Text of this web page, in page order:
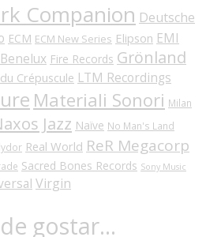
Companion Deutsche
ECM ECM New Series Elipson EMI
Fire Records Grönland
Crépuscule LTM Recordings
Materiali Sonori Milan
Jazz Naïve No Man's Land
Real World ReR Megacorp
Sacred Bones Records Sony Music
Virgin
gostar…